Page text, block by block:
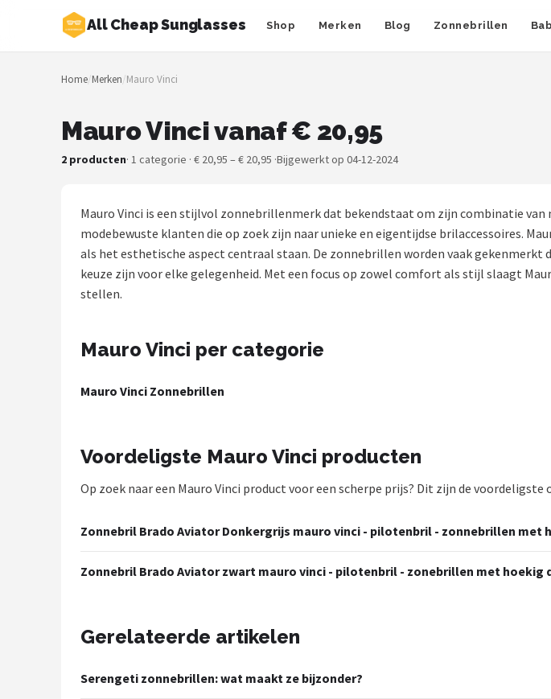
All Cheap Sunglasses Shop Merken Blog Zonnebrillen
Zoeken
NAVIGATIE
Merken
Zonnebrillen
Baby zonnebrillen
Kingseven
Montuurtjevoorjou
Fako Fashion®
Fako Sunglasses®
Home/Merken/Mauro Vinci
Mauro Vinci vanaf € 20,95
2 producten· 1 categorie · € 20,95 – € 20,95 ·Bijgewerkt op 04-12-2024
Mauro Vinci is een stijlvol zonnebrillenmerk dat bekendstaat om zijn combinatie
modebewuste klanten die op zoek zijn naar unieke en eigentijdse brilaccessoires.
als het esthetische aspect centraal staan. De zonnebrillen worden vaak
keuze zijn voor elke gelegenheid. Met een focus op zowel comfort als stijl slaagt
stellen.
Mauro Vinci per categorie
Mauro Vinci Zonnebrillen
Voordeligste Mauro Vinci producten
Op zoek naar een Mauro Vinci product voor een scherpe prijs? Dit zijn de voordeligste
Zonnebril Brado Aviator Donkergrijs mauro vinci - pilotenbril - zonnebrillen met
Zonnebril Brado Aviator zwart mauro vinci - pilotenbril - zonebrillen met hoekig
Gerelateerde artikelen
Serengeti zonnebrillen: wat maakt ze bijzonder?